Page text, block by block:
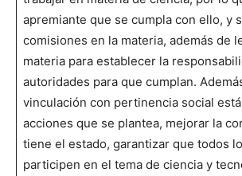
apremiante que se cumpla con ello, y
comisiones en la materia, además de
materia para establecer la
autoridades para que cumplan.
vinculación con pertinencia social
acciones que se plantea, mejorar la
tiene el estado, garantizar que todos
participen en el tema de ciencia y